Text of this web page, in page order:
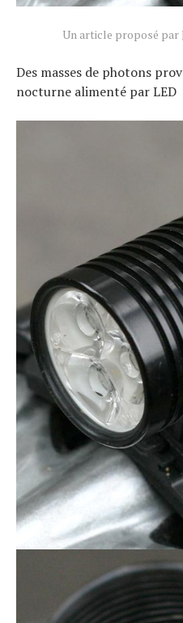
Un article proposé par
Des masses de photons
nocturne alimenté par LED
Tests de produits